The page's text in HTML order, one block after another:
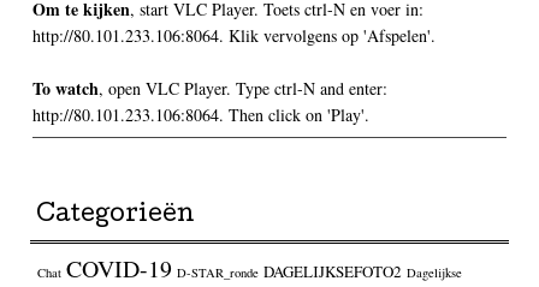
Om te kijken, start VLC Player. Toets ctrl-N en voer in:
http://80.101.233.106:8064. Klik vervolgens op 'Afspelen'.
To watch, open VLC Player. Type ctrl-N and enter:
http://80.101.233.106:8064. Then click on 'Play'.
Categorieën
Chat COVID-19 D-STAR_ronde DAGELIJKSEFOTO2 Dagelijkse